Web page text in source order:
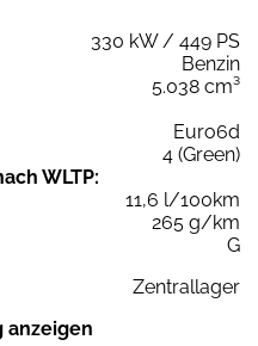
330 kW / 449 PS
Benzin
5.038 cm³
Euro6d
4 (Green)
WLTP:
11,6 l/100km
265 g/km
G
Zentrallager
anzeigen